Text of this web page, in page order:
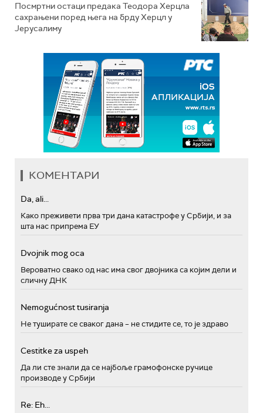
Посмртни остаци предака Теодора Херцла
сахрањени поред њега на брду Херцл у
Јерусалиму
КОМЕНТАРИ
Da, ali...
Како преживети прва три дана катастрофе у Србији, и за
шта нас припрема ЕУ
Dvojnik mog oca
Вероватно свако од нас има свог двојника са којим дели и
сличну ДНК
Nemogućnost tusiranja
Не туширате се сваког дана – не стидите се, то је здраво
Cestitke za uspeh
Да ли сте знали да се најбоље грамофонске ручице
производе у Србији
Re: Eh...